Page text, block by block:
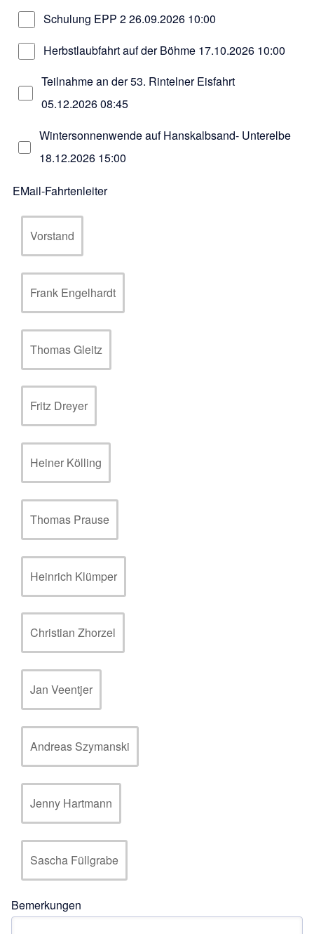
Schulung EPP 226.09.2026 10:00
Herbstlaubfahrt auf der Böhme 17.10.2026 10:00
Teilnahme an der 53. Rintelner Eisfahrt
05.12.2026 08:45
Wintersonnenwende auf Hanskalbsand- Unterelbe
18.12.2026 15:00
EMail-Fahrtenleiter
Vorstand
Frank Engelhardt
Thomas Gleitz
Fritz Dreyer
Heiner Kölling
Thomas Prause
Heinrich Klümper
Christian Zhorzel
Jan Veentjer
Andreas Szymanski
Jenny Hartmann
Sascha Füllgrabe
Bemerkungen